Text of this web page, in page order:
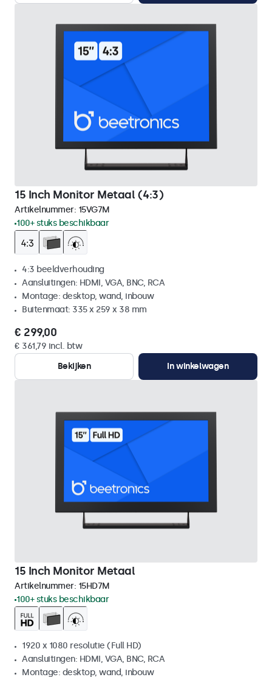
15 Inch Monitor Metaal (4:3)
Artikelnummer: 15VG7M
100+ stuks beschikbaar
4:3 beeldverhouding
Aansluitingen: HDMI, VGA, BNC, RCA
Montage: desktop, wand, inbouw
Buitenmaat: 335 x 259 x 38 mm
€ 299,00
€ 361,79 incl. btw
Bekijken
In winkelwagen
15 Inch Monitor Metaal
Artikelnummer: 15HD7M
100+ stuks beschikbaar
1920 x 1080 resolutie (Full HD)
Aansluitingen: HDMI, VGA, BNC, RCA
Montage: desktop, wand, inbouw